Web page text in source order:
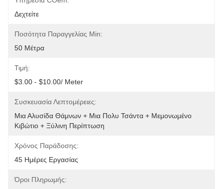
Δεχτείτε
Ποσότητα Παραγγελίας Min:
50 Μέτρα
Τιμή:
$3.00 - $10.00/ Meter
Συσκευασία Λεπτομέρειες:
Μια Αλυσίδα Θάμνων + Μια Πολυ Τσάντα + Μεμονωμένο
Κιβώτιο + Ξύλινη Περίπτωση
Χρόνος Παράδοσης:
45 Ημέρες Εργασίας
Όροι Πληρωμής: